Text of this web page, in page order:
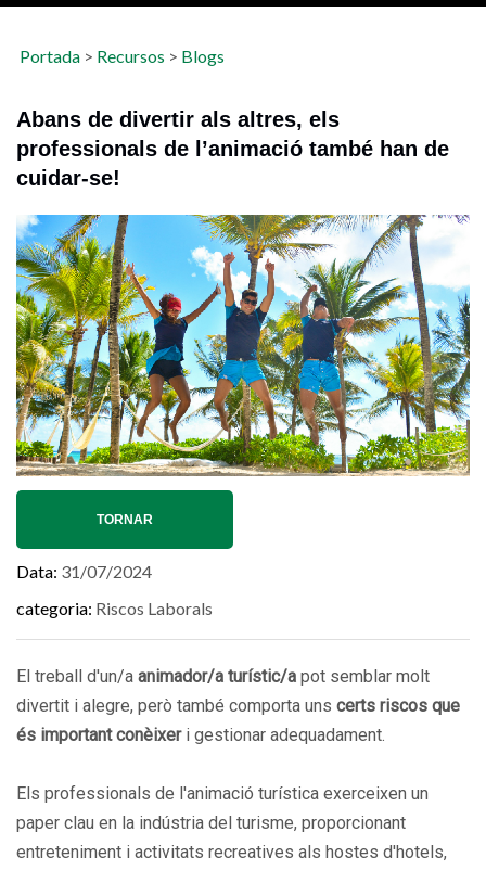
Portada> Recursos > Blogs
Abans de divertir als altres, els
professionals de l’animació també han de
cuidar-se!
TORNAR
Data 31/07/2024
categoria Riscos Laborals
El treball d'un/a animador/a turístic/a pot semblar molt
divertit i alegre, però també comporta uns certs riscos que
és important conèixeri gestionar adequadament.
Els professionals de l'animació turística exerceixen un
paper clau en la indústria del turisme, proporcionant
entreteniment i activitats recreatives als hostes d'hotels,